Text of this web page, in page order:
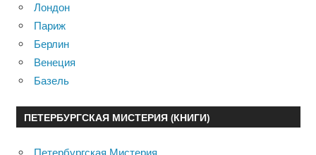
Лондон
Париж
Берлин
Венеция
Базель
ПЕТЕРБУРГСКАЯ МИСТЕРИЯ (КНИГИ)
Петербургская Мистерия